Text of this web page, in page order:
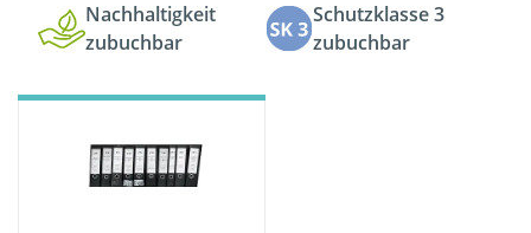
Nachhaltigkeit
zubuchbar
Schutzklasse 3
zubuchbar